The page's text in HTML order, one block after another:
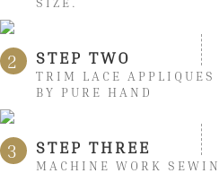
2 STEP TWO
TRIM LACE
BY PURE HAND
3 STEP THREE
MACHINE WORK